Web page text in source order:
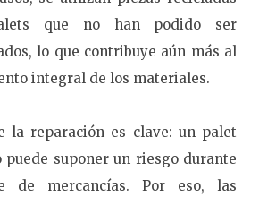
que no han podido ser
lo que contribuye aún más al
integral de los materiales.
la reparación es clave: un palet
puede suponer un riesgo durante
de mercancías. Por eso, las